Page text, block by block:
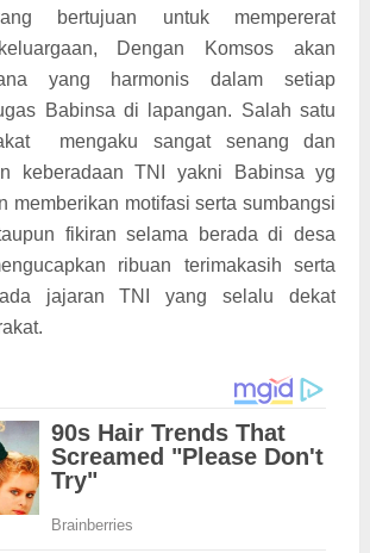
bertujuan untuk mempererat
Dengan Komsos akan
yang harmonis dalam setiap
Babinsa di lapangan. Salah satu
mengaku sangat senang dan
keberadaan TNI yakni Babinsa yg
memberikan motifasi serta sumbangsi
fikiran selama berada di desa
ribuan terimakasih serta
jajaran TNI yang selalu dekat